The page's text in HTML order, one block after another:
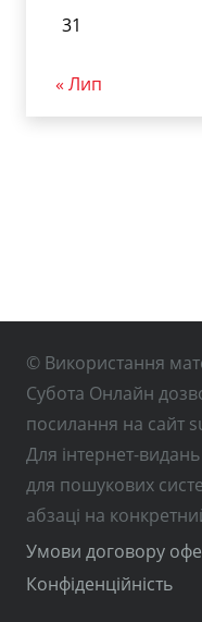
31
« Лип
© Використання
Субота Онлайн
посилання на сайт
Для інтернет-
для пошукових
абзаці на
Умови договору
Конфіденційність